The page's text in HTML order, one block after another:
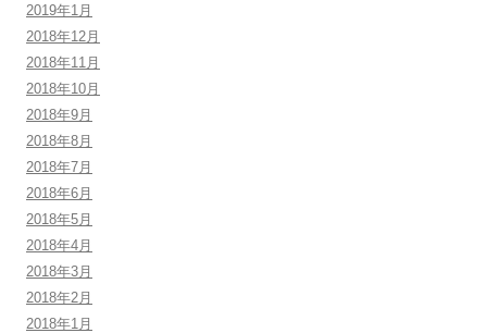
2019年1月
2018年12月
2018年11月
2018年10月
2018年9月
2018年8月
2018年7月
2018年6月
2018年5月
2018年4月
2018年3月
2018年2月
2018年1月